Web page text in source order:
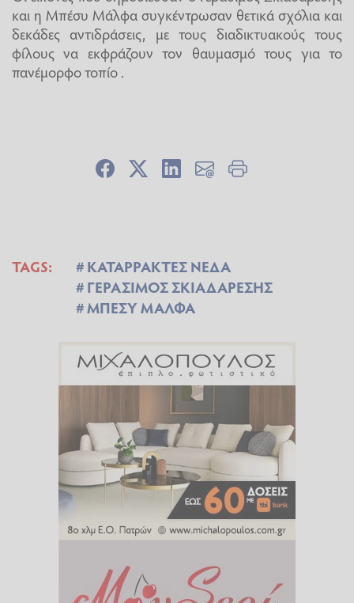
και η Μπέσυ Μάλφα συγκέντρωσαν θετικά σχόλια και
δεκάδες αντιδράσεις, με τους διαδικτυακούς τους
φίλους να εκφράζουν τον θαυμασμό τους για το
πανέμορφο τοπίο .
TAGS:
ΚΑΤΑΡΡΑΚΤΕΣ ΝΕΔΑ
ΓΕΡΑΣΙΜΟΣ ΣΚΙΑΔΑΡΕΣΗΣ
ΜΠΕΣΥ ΜΑΛΦΑ